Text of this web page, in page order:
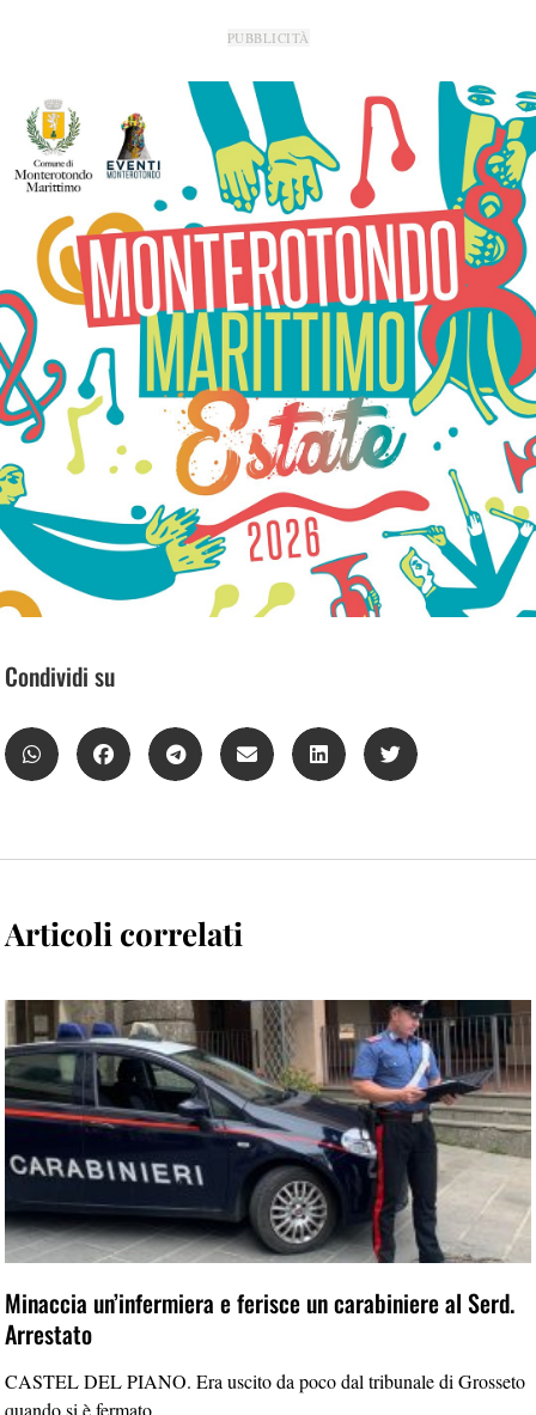
PUBBLICITÀ
Condividi su
Articoli correlati
Minaccia un’infermiera e ferisce un carabiniere al Serd.
Arrestato
CASTEL DEL PIANO. Era uscito da poco dal tribunale di Grosseto
quando si è fermato